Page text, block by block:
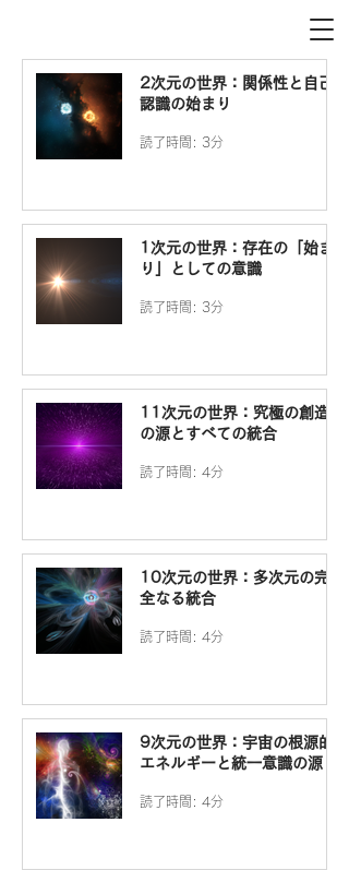
2次元の世界：関係性と自己
認識の始まり
読了時間: 3分
1次元の世界：存在の「始ま
り」としての意識
読了時間: 3分
11次元の世界：究極の創造
の源とすべての統合
読了時間: 4分
10次元の世界：多次元の完
全なる統合
読了時間: 4分
9次元の世界：宇宙の根源的
エネルギーと統一意識の源
読了時間: 4分